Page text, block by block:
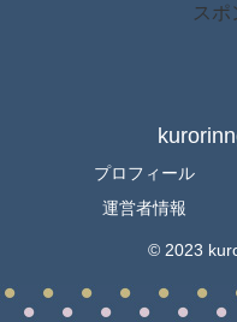
スポ
プロフィール
運営者情報
© 2023